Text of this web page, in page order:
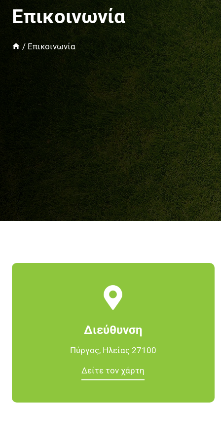
Επικοινωνία
/ Επικοινωνία
Διεύθυνση
Πύργος, Ηλείας 27100
Δείτε τον χάρτη